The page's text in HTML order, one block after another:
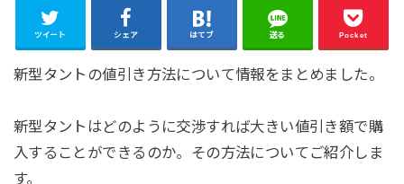
ツイート シェア はてブ 送る Pocket
新型タントの値引き方法について情報をまとめました。
新型タントはどのように交渉すれば大きい値引き額で購
入することができるのか。その方法についてご紹介しま
す。